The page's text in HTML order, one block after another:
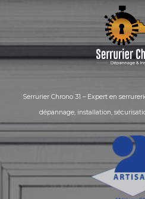
Serrurier Chrono 31 – Expert en
dépannage, installation,